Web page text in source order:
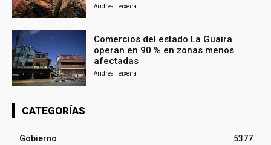
Andrea Teixeira
Comercios del estado La Guaira
operan en 90 % en zonas menos
afectadas
Andrea Teixeira
CATEGORÍAS
Gobierno
5377